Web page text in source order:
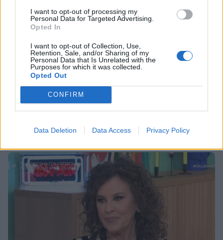
I want to opt-out of processing my
Personal Data for Targeted Advertising.
Opted In
I want to opt-out of Collection, Use,
Retention, Sale, and/or Sharing of my
Personal Data that Is Unrelated with the
Purposes for which it was collected.
Opted Out
CONFIRM
Data Deletion Data Access Privacy Policy
SHOWBIZ
Το μίνι λευκό φόρεμα της Ζουγανέλη, ο
Πλιάτσικας με την κούκλα κόρη του & η
εμφάνιση της Ρίζου